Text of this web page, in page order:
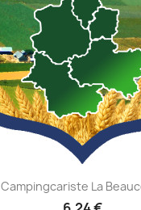
Campingcariste La